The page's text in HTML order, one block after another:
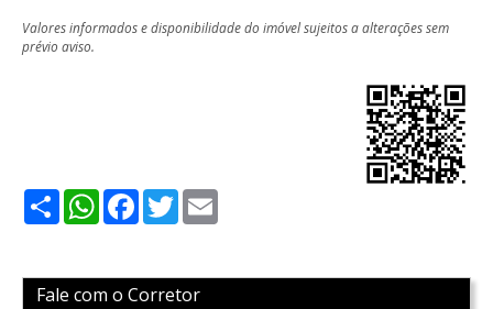
Valores informados e disponibilidade do imóvel sujeitos a alterações sem
prévio aviso.
ShareWhatsApp
Facebook
Twitter
Fale com o Corretor